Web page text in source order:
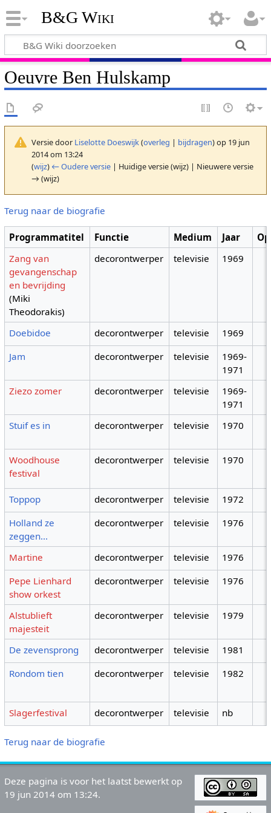
B&G Wiki
Oeuvre Ben Hulskamp
Versie door Liselotte Doeswijk(overleg | bijdragen)op 19 jun
2014 om 13:24
(wijz) ← Oudere versie| Huidige versie (wijz) | Nieuwere versie
→ (wijz)
Terug naar de biografie
Programmatitel Functie Medium Jaar
Zang van
gevangenschap
en bevrijding
(Miki
Theodorakis)
decorontwerper televisie 1969
Doebidoe decorontwerper televisie
1969
Jam
decorontwerper televisie
1969-
1971
Ziezo zomer
decorontwerper televisie
1969-
1971
Stuif es in
decorontwerper televisie 1970
Woodhouse
festival
decorontwerper televisie 1970
Toppop decorontwerper televisie
1972
Holland ze
zeggen...
decorontwerper televisie 1976
Martine decorontwerper televisie
1976
Pepe Lienhard
show orkest
decorontwerper televisie 1976
Alstublieft
majesteit
decorontwerper televisie 1979
De zevensprong decorontwerper televisie
1981
Rondom tien
decorontwerper televisie 1982
Slagerfestival decorontwerper televisie nb
Terug naar de biografie
Deze pagina is voor het laatst bewerkt op
19 jun 2014 om 13:24.